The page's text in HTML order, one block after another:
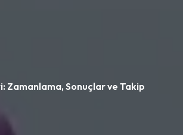
Zamanlama, Sonuçlar ve Takip